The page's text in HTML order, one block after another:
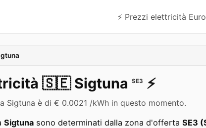
⚡️ Prezzi elettricità
🇸🇪 Sigtuna SE3 ⚡️
Sigtuna è di € 0.0021 /kWh in questo momento.
Sigtuna sono determinati dalla zona d'offerta SE3